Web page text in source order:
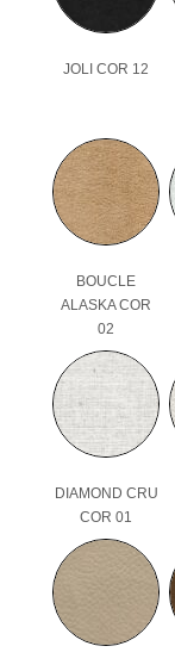
JOLI COR 12
BOUCLE
ALASKA COR
02
DIAMOND CRU
COR 01